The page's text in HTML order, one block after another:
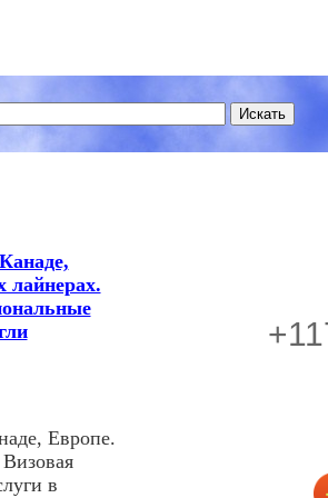
лайнерах.
Европе.
в